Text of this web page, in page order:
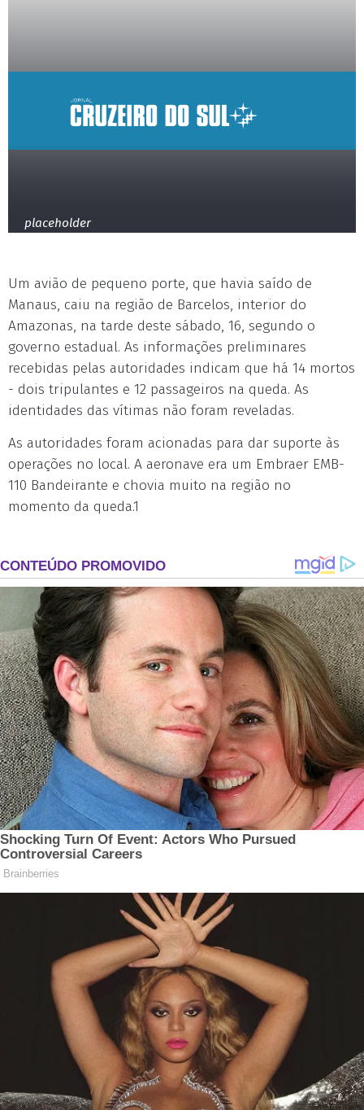
placeholder
Um avião de pequeno porte, que havia saído de
Manaus, caiu na região de Barcelos, interior do
Amazonas, na tarde deste sábado, 16, segundo o
governo estadual. As informações preliminares
recebidas pelas autoridades indicam que há 14 mortos
- dois tripulantes e 12 passageiros na queda. As
identidades das vítimas não foram reveladas.
As autoridades foram acionadas para dar suporte às
operações no local. A aeronave era um Embraer EMB-
110 Bandeirante e chovia muito na região no
momento da queda.1